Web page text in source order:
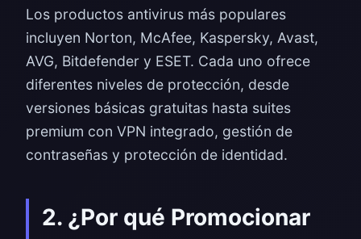
Los productos antivirus más populares
incluyen Norton, McAfee, Kaspersky, Avast,
AVG, Bitdefender y ESET. Cada uno ofrece
diferentes niveles de protección, desde
versiones básicas gratuitas hasta suites
premium con VPN integrado, gestión de
contraseñas y protección de identidad.
2. ¿Por qué Promocionar